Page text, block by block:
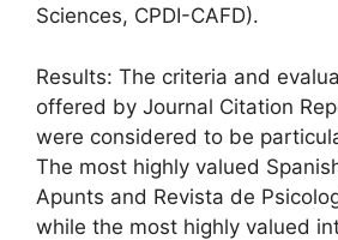
Sciences, CPDI-CAFD).
Results: The criteria and
offered by Journal Citation
were considered to be
The most highly valued
Apunts and Revista de
while the most highly valued